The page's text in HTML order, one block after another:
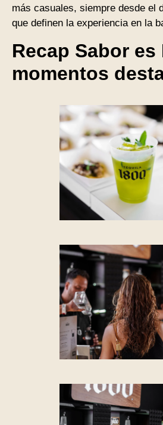
más casuales, siempre desde el
que definen la experiencia en la
Recap Sabor es
momentos